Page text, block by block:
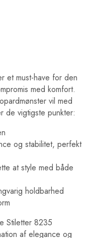
et must-have for den
med komfort.
vil med
de vigtigste punkter:
og stabilitet, perfekt
at style med både
holdbarhed
Stiletter 8235
af elegance og